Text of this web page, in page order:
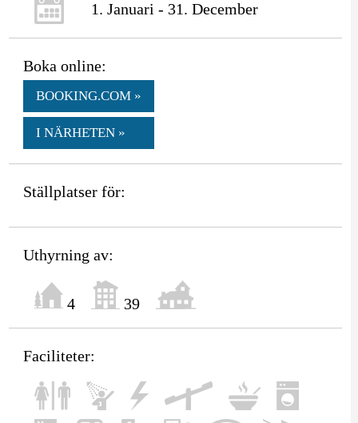
1. Januari - 31. December
Boka online:
BOOKING.COM »
I NÄRHETEN »
Ställplatser för:
Uthyrning av:
4 39
Faciliteter: